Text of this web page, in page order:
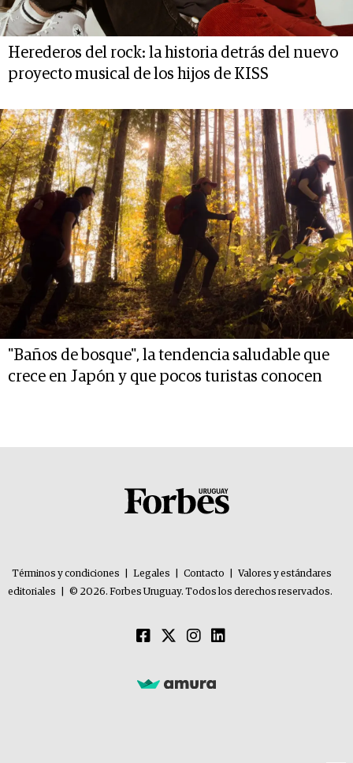
Herederos del rock: la historia detrás del nuevo
proyecto musical de los hijos de KISS
"Baños de bosque", la tendencia saludable que
crece en Japón y que pocos turistas conocen
Términos y condiciones Legales Contacto
Valores y estándares
editoriales
© 2026. Forbes Uruguay. Todos los derechos reservados.